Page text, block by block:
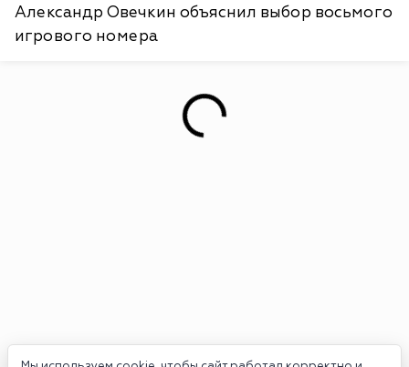
Александр Овечкин объяснил выбор восьмого
игрового номера